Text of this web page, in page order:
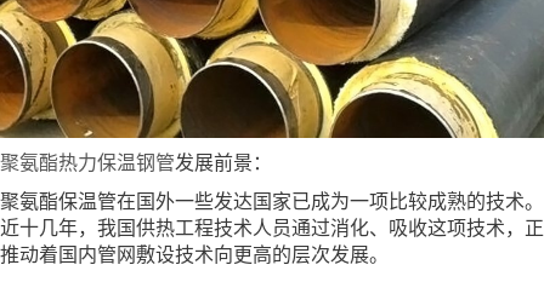
聚氨酯热力保温钢管发展前景：
聚氨酯保温管在国外一些发达国家已成为一项比较成熟的技术。
近十几年，我国供热工程技术人员通过消化、吸收这项技术，正
推动着国内管网敷设技术向更高的层次发展。